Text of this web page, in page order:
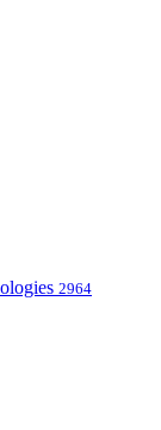
2964